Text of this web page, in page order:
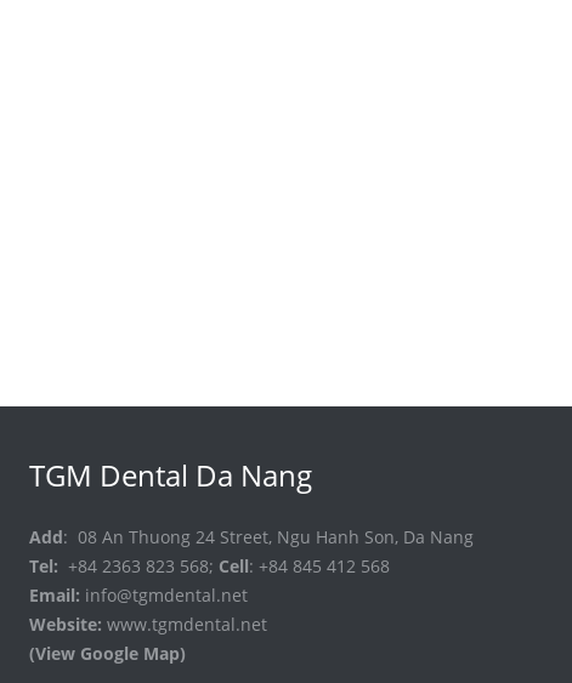
TGM Dental Da Nang
Add: 08 An Thuong 24 Street, Ngu Hanh Son, Da Nang
Tel: +84 2363 823 568; Cell: +84 845 412 568
Email: info@tgmdental.net
Website: www.tgmdental.net
(View Google Map)